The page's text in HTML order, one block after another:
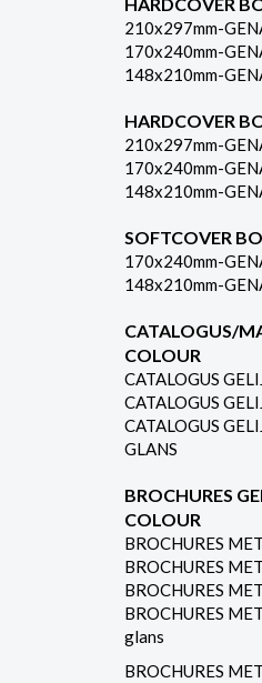
210x297mm-
170x240mm-
148x210mm-
HARDCOVER
210x297mm-
170x240mm-
148x210mm-
SOFTCOVER
170x240mm-
148x210mm-
CATALOGUS/
COLOUR
CATALOGUS
CATALOGUS
CATALOGUS
GLANS
BROCHURES
COLOUR
BROCHURES
BROCHURES
BROCHURES
BROCHURES
glans
BROCHURES